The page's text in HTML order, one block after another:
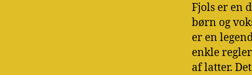
Fjols er en
børn og
er en
enkle
af latter.